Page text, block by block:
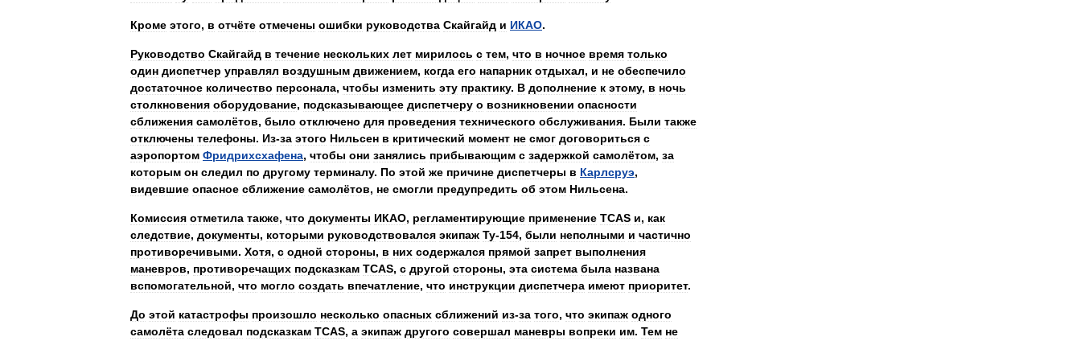
Кроме этого, в отчёте отмечены ошибки руководства Скайгайд и ИКАО.
Руководство Скайгайд в течение нескольких лет мирилось с тем, что в ночное время только
один диспетчер управлял воздушным движением, когда его напарник отдыхал, и не обеспечило
достаточное количество персонала, чтобы изменить эту практику. В дополнение к этому, в ночь
столкновения оборудование, подсказывающее диспетчеру о возникновении опасности
сближения самолётов, было отключено для проведения технического обслуживания. Были также
отключены телефоны. Из-за этого Нильсен в критический момент не смог договориться с
аэропортом Фридрихсхафена, чтобы они занялись прибывающим с задержкой самолётом, за
которым он следил по другому терминалу. По этой же причине диспетчеры в Карлсруэ,
видевшие опасное сближение самолётов, не смогли предупредить об этом Нильсена.
Комиссия отметила также, что документы ИКАО, регламентирующие применение TCAS и, как
следствие, документы, которыми руководствовался экипаж Ту-154, были неполными и частично
противоречивыми. Хотя, с одной стороны, в них содержался прямой запрет выполнения
маневров, противоречащих подсказкам TCAS, с другой стороны, эта система была названа
вспомогательной, что могло создать впечатление, что инструкции диспетчера имеют приоритет.
До этой катастрофы произошло несколько опасных сближений из-за того, что экипаж одного
самолёта следовал подсказкам TCAS, а экипаж другого совершал маневры вопреки им. Тем не